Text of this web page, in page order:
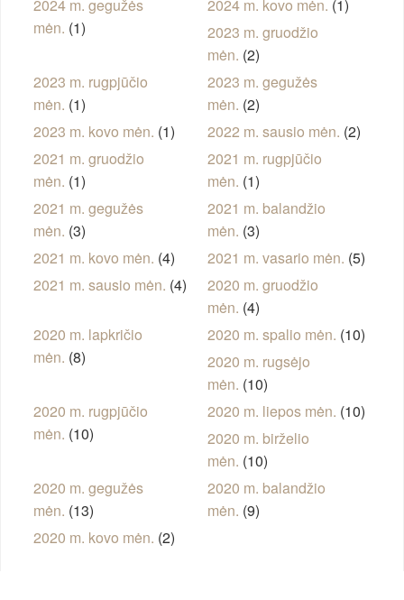
2024 m. gegužės
mėn. (1)
2024 m. kovo mėn. (1)
2023 m. gruodžio
mėn. (2)
2023 m. rugpjūčio
mėn. (1)
2023 m. gegužės
mėn. (2)
2023 m. kovo mėn. (1) 2022 m. sausio mėn. (2)
2021 m. gruodžio
mėn. (1)
2021 m. rugpjūčio
mėn. (1)
2021 m. gegužės
mėn. (3)
2021 m. balandžio
mėn. (3)
2021 m. kovo mėn. (4) 2021 m. vasario mėn. (5)
2021 m. sausio mėn. (4)
2020 m. gruodžio
mėn. (4)
2020 m. lapkričio
mėn. (8)
2020 m. spalio mėn. (10)
2020 m. rugsėjo
mėn. (10)
2020 m. rugpjūčio
mėn. (10)
2020 m. liepos mėn. (10)
2020 m. birželio
mėn. (10)
2020 m. gegužės
mėn. (13)
2020 m. balandžio
mėn. (9)
2020 m. kovo mėn. (2)